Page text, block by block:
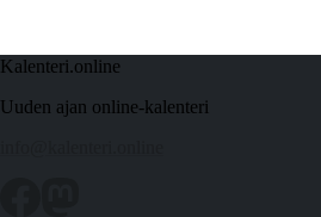
Kalenteri.online
Uuden ajan online-kalenteri